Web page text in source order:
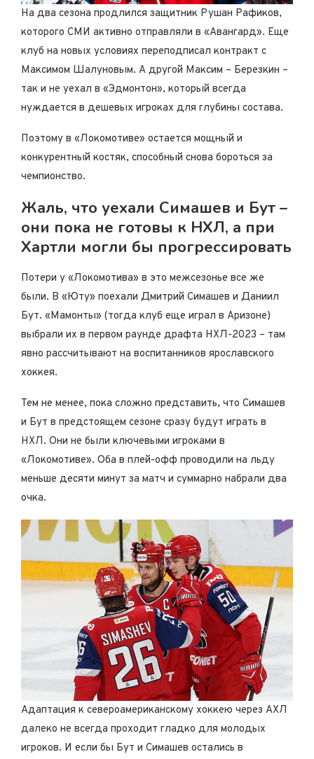
На два сезона продлился защитник Рушан Рафиков,
которого СМИ активно отправляли в «Авангард». Еще
клуб на новых условиях переподписал контракт с
Максимом Шалуновым. А другой Максим – Березкин –
так и не уехал в «Эдмонтон», который всегда
нуждается в дешевых игроках для глубины состава.
Поэтому в «Локомотиве» остается мощный и
конкурентный костяк, способный снова бороться за
чемпионство.
Жаль, что уехали Симашев и Бут –
они пока не готовы к НХЛ, а при
Хартли могли бы прогрессировать
Потери у «Локомотива» в это межсезонье все же
были. В «Юту» поехали Дмитрий Симашев и Даниил
Бут. «Мамонты» (тогда клуб еще играл в Аризоне)
выбрали их в первом раунде драфта НХЛ-2023 – там
явно рассчитывают на воспитанников ярославского
хоккея.
Тем не менее, пока сложно представить, что Симашев
и Бут в предстоящем сезоне сразу будут играть в
НХЛ. Они не были ключевыми игроками в
«Локомотиве». Оба в плей-офф проводили на льду
меньше десяти минут за матч и суммарно набрали два
очка.
Адаптация к североамериканскому хоккею через АХЛ
далеко не всегда проходит гладко для молодых
игроков. И если бы Бут и Симашев остались в